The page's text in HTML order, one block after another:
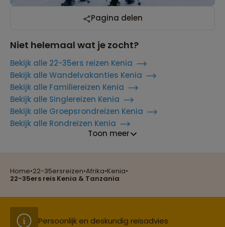
Home•22-35ersreizen•Afrika•Kenia•
22-35ers reis Kenia & Tanzania
Pagina delen
Niet helemaal wat je zocht?
Bekijk alle 22-35ers reizen Kenia
Bekijk alle Wandelvakanties Kenia
Bekijk alle Familiereizen Kenia
Bekijk alle Singlereizen Kenia
Bekijk alle Groepsrondreizen Kenia
Bekijk alle Rondreizen Kenia
Toon meer
Reizen met oog voor mens, cultuur en milieu
Groepsreizen mét indivuele vrijheid
Persoonlijk en deskundig reisadvies